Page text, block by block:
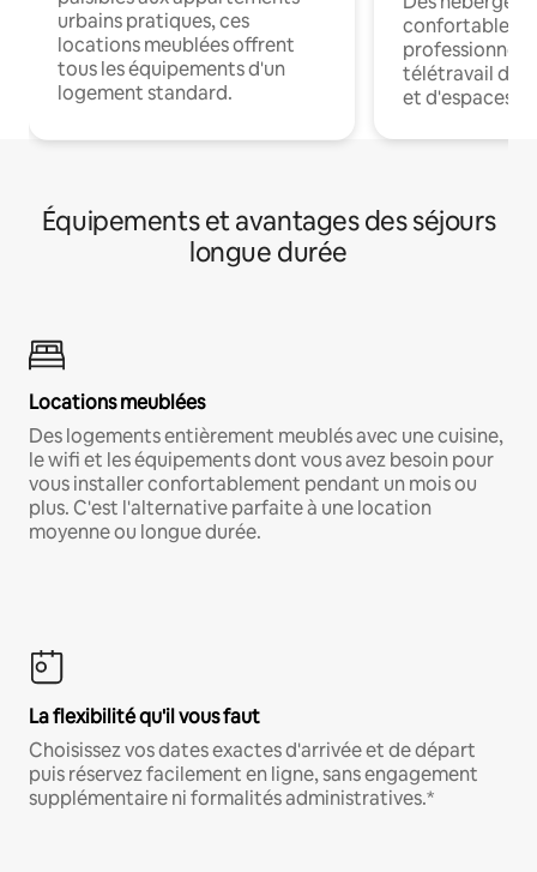
urbains pratiques, ces
locations meublées offrent
tous les équipements d'un
logement standard.
confortables
professionnels
télétravail
et d'espaces
Équipements et avantages des séjours
longue durée
Locations meublées
Des logements entièrement meublés avec une cuisine,
le wifi et les équipements dont vous avez besoin pour
vous installer confortablement pendant un mois ou
plus. C'est l'alternative parfaite à une location
moyenne ou longue durée.
La flexibilité qu'il vous faut
Choisissez vos dates exactes d'arrivée et de départ
puis réservez facilement en ligne, sans engagement
supplémentaire ni formalités administratives.*